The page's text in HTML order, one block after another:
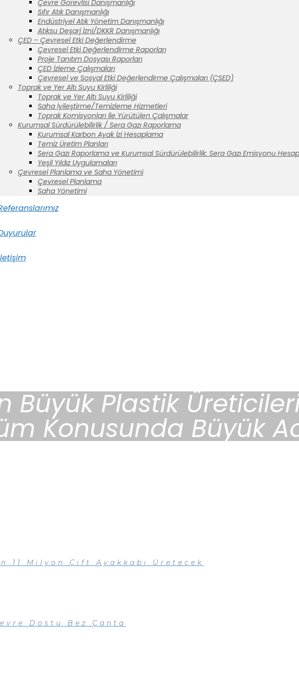
Çevre Görevlisi Danışmanlığı
Sıfır Atık Danışmanlığı
Endüstriyel Atık Yönetim Danışmanlığı
Atıksu Deşarj İzni/DKKR Danışmanlığı
ÇED – Çevresel Etki Değerlendirme
Çevresel Etki Değerlendirme Raporları
Proje Tanıtım Dosyası Raporları
ÇED İzleme Çalışmaları
Çevresel ve Sosyal Etki Değerlendirme Çalışmaları (ÇSED)
Toprak ve Yer Altı Suyu Kirliliği
Toprak ve Yer Altı Suyu Kirliliği
Saha İyileştirme/Temizleme Hizmetleri
Toprak Komisyonları İle Yürütülen Çalışmalar
Kurumsal Sürdürülebilirlik / Sera Gazı Raporlama
Kurumsal Karbon Ayak İzi Hesaplama
Temiz Üretim Planları
Sera Gazı Raporlama ve Kurumsal Sürdürülebilirlik: Sera Gazı Emisyonu
Yeşil Yıldız Uygulamaları
Çevresel Planlama ve Saha Yönetimi
Çevresel Planlama
Saha Yönetimi
Büyük Plastik
Konusunda Büyük
11 Milyon Çift Ayakkabı Üretecek
Dostu Bez Çanta